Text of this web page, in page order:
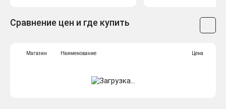
Сравнение цен и где купить
Магазин Наименование Цена